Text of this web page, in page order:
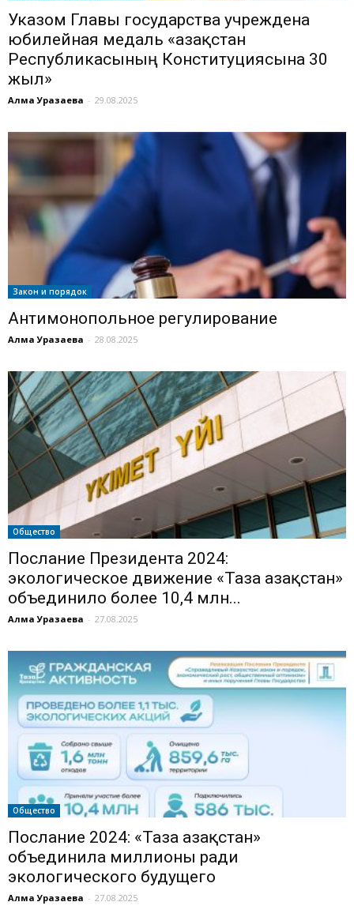
Указом Главы государства учреждена
юбилейная медаль «Қазақстан
Республикасының Конституциясына 30
жыл»
Алма Уразаева - 29.08.2025
Закон и порядок
Антимонопольное регулирование
Алма Уразаева - 28.08.2025
Общество
Послание Президента 2024:
экологическое движение «Таза Қазақстан»
объединило более 10,4 млн...
Алма Уразаева - 27.08.2025
Общество
Послание 2024: «Таза Қазақстан»
объединила миллионы ради
экологического будущего
Алма Уразаева - 27.08.2025